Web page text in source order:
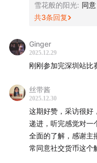
Hyrox成了“汇率
从飞盘到露营，
都在争抢的人
从Hyrox到“苏超”
尔蒙
肌肉也分有用和
UGC内容+碎片化
试Hyrox和CrossFit
要根据自己的运动能
小小抱怨一下，麻花
度，个人认为不是很
把这个教练换了～
最后，祝大家在即将
雪花般的阳光: 同
共3条回复
Ginger
2025.12.29
刚刚参加完深圳站比
丝带酱
2025.12.30
这期好赞，采访很好
递进，听完感觉对一
全面的了解，感谢主
常同意社交货币这个